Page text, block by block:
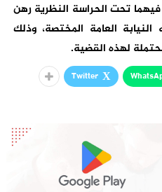
تحت الحراسة النظرية رهن
العامة المختصة، وذلك
لهذه القضية.
Twitter